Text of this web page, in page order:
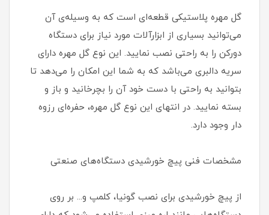
گل مهره پلاستیکی قطعه‌ای است که به وسیله‌ی آن
می‌توانید بسیاری از ابزارآلات مورد نیاز برای دستگاه
دورکن را به راحتی نصب نمایید. این نوع گل مهره دارای
سریه دالبری می‌باشد که به شما این امکان را می‌دهد تا
بتوانید به راحتی با دست خود آن را بچرخانید و باز و
بسته نمایید. در انتهای این نوع گل مهره، حفره‌ای رزوه
دار وجود دارد.
مشخصات فنی پیچ خورشیدی دستگاه‌های صنعتی
از پیچ خورشیدی برای نصب گونیا، کلمپ و... بر روی